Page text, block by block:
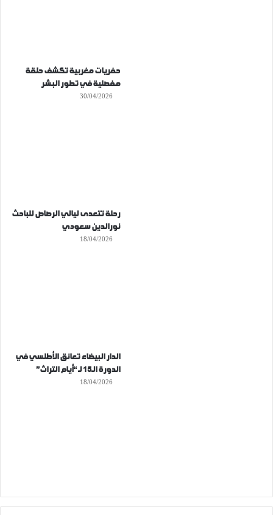
حفريات مغربية تكشف حلقة
مفصلية في تطور البشر
30/04/2026
رحلة تتعدى ليالي الرصاص للباحث
نورالدين سعودي
18/04/2026
الدار البيضاء تعانق الأطلسي في
الدورة الـ15 لـ “أيام التراث”
18/04/2026